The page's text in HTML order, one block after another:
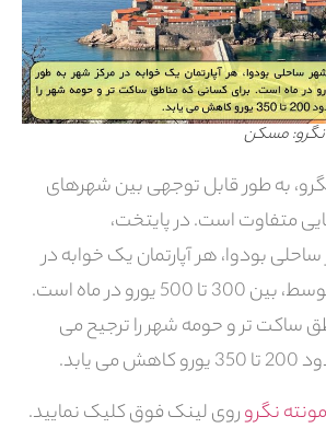
نگرو: مسکن
به طور قابل توجهی بین شهرهای
متفاوت است. در پایتخت،
بودوا، هر آپارتمان یک خوابه در
مرکز شهر به طور متوسط، ​​بین 300 تا 500 یورو در ماه است.
ساکت تر و حومه شهر را ترجیح می
یابد.
نگروروی لینک فوق کلیک نمایید.